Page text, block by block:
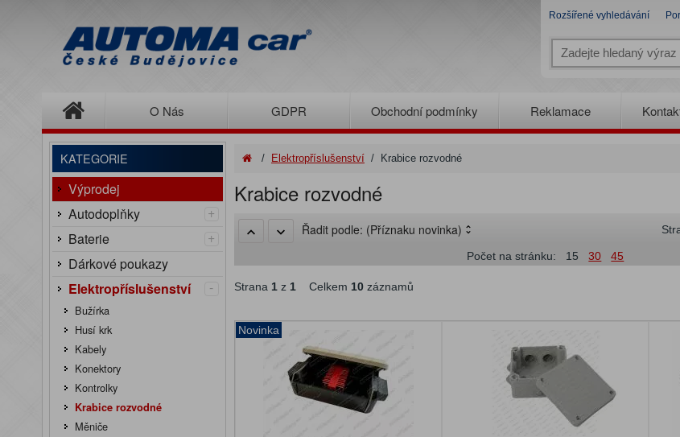
Rozšířené vyhledávání
O Nás GDPR Obchodní podmínky Reklamace
KATEGORIE
Výprodej
Autodoplňky
+
Baterie
+
Dárkové poukazy
Elektropříslušenství
-
Bužírka
Husí krk
Kabely
Konektory
Kontrolky
Krabice rozvodné
Měniče
/ Elektropříslušenství/ Krabice rozvodné
Krabice rozvodné
Řadit podle: (Příznaku novinka)
Počet na stránku: 15 30 45
Strana 1z 1Celkem 10záznamů
Novinka